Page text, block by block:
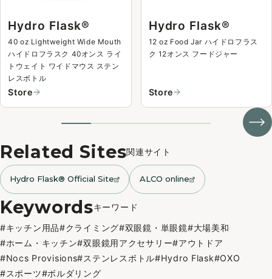
Hydro Flask®
40 oz Lightweight Wide Mouth
ハイドロフラスク 40オンス ライ
トウェイト ワイドマウス ステン
レスボトル
Store
Hydro Flask®
12 oz Food Jar ハイドロフラス
ク 12オンス フードジャー
Store
関連サイト
Hydro Flask® Official Site ALCO online
キーワード
#キッチン用品#クライミング#双眼鏡・単眼鏡#大場美和
#ホーム・キッチン#双眼鏡用アクセサリー#アウトドア
#Nocs Provisions#ステンレスボトル#Hydro Flask#OXO
#スポーツ#ボルダリング